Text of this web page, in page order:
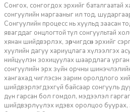
Сонгох, сонгогдох эрхийг баталгаатай
сонгуулийн маргааныг ил тод,
Сонгуулийн процесс нь хуульд заасан
явагддаг онцлогтой тул сонгуультай
хянан шийдвэрлэх, зөрчигдсөн эрхийг
хуулийн дагуу хариуцлага хүлээлгэх
нийцүүлэн зохицуулах шаардлага
сонгуулийн эрх зүйн орчны
хангахад чиглэсэн зарим оролдлого
шийдвэрлэгдэхгүй байсаар сонгууль
дүн гарсан бол гомдол, мэдээлэл
шийдвэрлүүлэх идэвх оролцоо буурах,